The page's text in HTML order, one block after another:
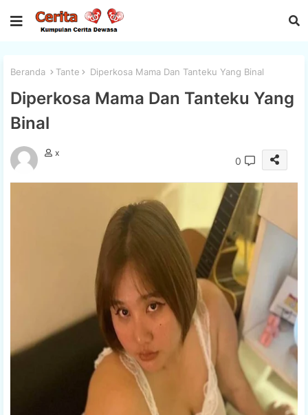
Beranda Tante Diperkosa Mama Dan Tanteku Yang Binal
Diperkosa Mama Dan Tanteku Yang
Binal
x
0